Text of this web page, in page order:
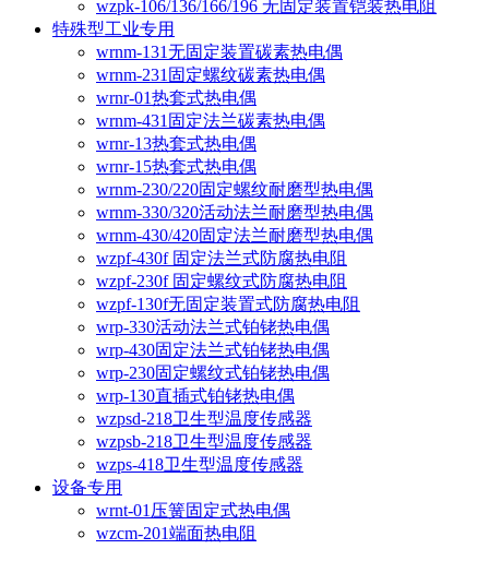
wzpk-106/136/166/196 无固定装置铠装热电阻
特殊型工业专用
wrnm-131无固定装置碳素热电偶
wrnm-231固定螺纹碳素热电偶
wrnr-01热套式热电偶
wrnm-431固定法兰碳素热电偶
wrnr-13热套式热电偶
wrnr-15热套式热电偶
wrnm-230/220固定螺纹耐磨型热电偶
wrnm-330/320活动法兰耐磨型热电偶
wrnm-430/420固定法兰耐磨型热电偶
wzpf-430f 固定法兰式防腐热电阻
wzpf-230f 固定螺纹式防腐热电阻
wzpf-130f无固定装置式防腐热电阻
wrp-330活动法兰式铂铑热电偶
wrp-430固定法兰式铂铑热电偶
wrp-230固定螺纹式铂铑热电偶
wrp-130直插式铂铑热电偶
wzpsd-218卫生型温度传感器
wzpsb-218卫生型温度传感器
wzps-418卫生型温度传感器
设备专用
wrnt-01压簧固定式热电偶
wzcm-201端面热电阻